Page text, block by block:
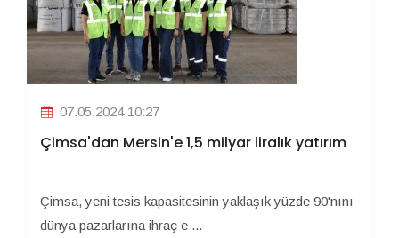
07.05.2024 10:27
Çimsa'dan Mersin'e 1,5 milyar liralık yatırım
Çimsa, yeni tesis kapasitesinin yaklaşık yüzde 90'nını
dünya pazarlarına ihraç e ...